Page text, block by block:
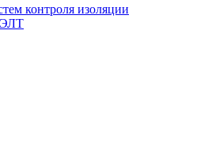
контроля изоляции